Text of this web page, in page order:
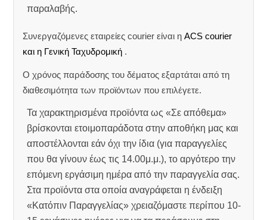
παραλαβής.
Συνεργαζόμενες εταιρείες courier είναι ηACS courier
και η Γενική Ταχυδρομική .
Ο χρόνος παράδοσης του δέματος εξαρτάται από τη
διαθεσιμότητα των προϊόντων που επιλέγετε.
Τα χαρακτηρισμένα προϊόντα ως «Σε απόθεμα»
βρίσκονται ετοιμοπαράδοτα στην αποθήκη μας και
αποστέλλονται εάν όχι την ίδια (για παραγγελίες
που θα γίνουν έως τις 14.00μ.μ.), το αργότερο την
επόμενη εργάσιμη ημέρα από την παραγγελία σας.
Στα προϊόντα στα οποία αναγράφεται η ένδειξη
«Κατόπιν Παραγγελίας» χρειαζόμαστε περίπου 10-